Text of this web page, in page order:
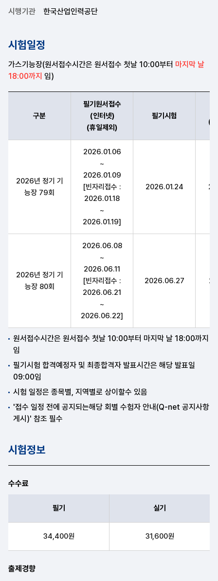
시행기관
한국산업인력공단
시험일정
가스기능장(원서접수시간은 원서접수 첫날 10:00부터 마지막 날
18:00까지 임)
구분
필기원서접수
(인터넷)
(휴일제외)
필기시험
(
2026년 정기 기
능장 79회
2026.01.06
~
2026.01.09
[빈자리접수 :
2026.01.18
~
2026.01.19]
2026.01.24
2026년 정기 기
능장 80회
2026.06.08
~
2026.06.11
[빈자리접수 :
2026.06.21
~
2026.06.22]
2026.06.27
원서접수시간은 원서접수 첫날 10:00부터 마지막 날 18:00까지
임
필기시험 합격예정자 및 최종합격자 발표시간은 해당 발표일
09:00임
시험 일정은 종목별, 지역별로 상이할수 있음
'접수 일정 전에 공지되는해당 회별 수험자 안내(Q-net 공지사항
게시)' 참조 필수
시험정보
수수료
필기 실기
34,400원 31,600원
출제경향